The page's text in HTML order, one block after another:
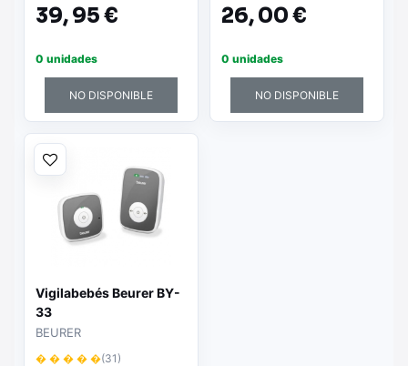
39,95 €
0 unidades
NO DISPONIBLE
26,00 €
0 unidades
NO DISPONIBLE
Vigilabebés Beurer BY-
33
BEURER
� � � � �(31)